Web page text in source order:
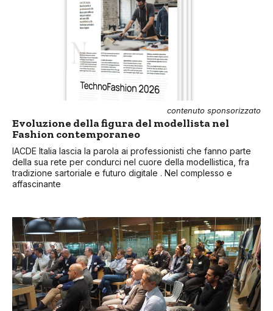
contenuto sponsorizzato
Evoluzione della figura del modellista nel
Fashion contemporaneo
IACDE Italia lascia la parola ai professionisti che fanno parte
della sua rete per condurci nel cuore della modellistica, fra
tradizione sartoriale e futuro digitale . Nel complesso e
affascinante